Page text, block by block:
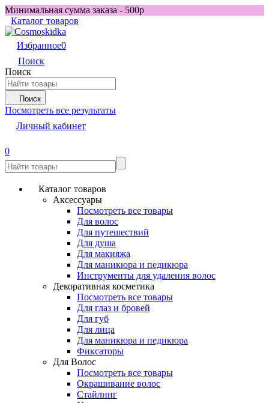
Минимальная сумма заказа - 500р
Каталог товаров
Избранное0
Поиск
Поиск
Поиск
Посмотреть все результаты
Личный кабинет
0
Каталог товаров
Аксессуары
Посмотреть все товары
Для волос
Для путешествий
Для душа
Для макияжа
Для маникюра и педикюра
Инструменты для удаления волос
Декоративная косметика
Посмотреть все товары
Для глаз и бровей
Для губ
Для лица
Для маникюра и педикюра
Фиксаторы
Для Волос
Посмотреть все товары
Окрашивание волос
Стайлинг